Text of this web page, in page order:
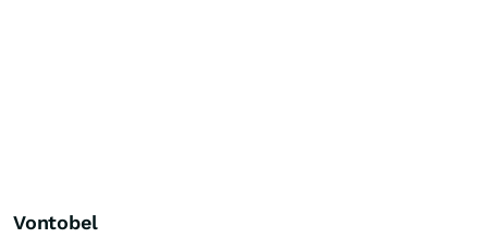
Vontobel